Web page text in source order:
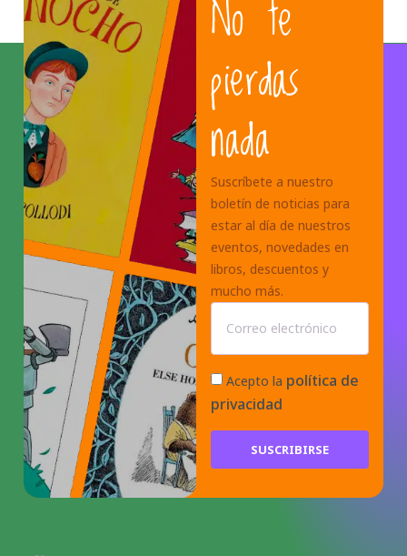
No te
pierdas
nada
Suscríbete a nuestro
boletín de noticias para
estar al día de nuestros
eventos, novedades en
libros, descuentos y
mucho más.
Acepto la política de
privacidad
SUSCRIBIRSE